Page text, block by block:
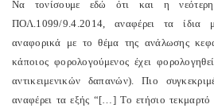
Να τονίσουμε εδώ ότι και η
ΠΟΛ.1099/9.4.2014, αναφέρει τα ίδια
αναφορικά με το θέμα της ανάλωσης
κάποιος φορολογούμενος έχει
αντικειμενικών δαπανών). Πιο
αναφέρει τα εξής “[…] Το ετήσιο